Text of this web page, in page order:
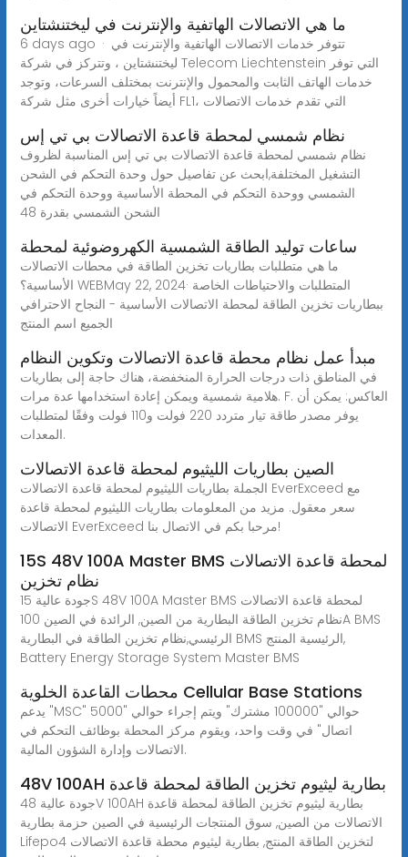
ما هي الاتصالات الهاتفية والإنترنت في ليختنشتاين
6 days ago · تتوفر خدمات الاتصالات الهاتفية والإنترنت في
ليختنشتاين ، وتتركز في شركة Telecom Liechtenstein التي توفر
خدمات الهاتف الثابت والمحمول والإنترنت بمختلف السرعات، وتوجد
أيضاً خيارات أخرى مثل شركة FL1، التي تقدم خدمات الاتصالات
نظام شمسي لمحطة قاعدة الاتصالات بي تي إس
نظام شمسي لمحطة قاعدة الاتصالات بي تي إس المناسبة لظروف
التشغيل المختلفة,ابحث عن تفاصيل حول وحدة التحكم في الشحن
الشمسي ووحدة التحكم في المحطة الأساسية ووحدة التحكم في
الشحن الشمسي بقدرة 48
ساعات توليد الطاقة الشمسية الكهروضوئية لمحطة
ما هي متطلبات بطاريات تخزين الطاقة في محطات الاتصالات
الأساسية؟ WEBMay 22, 2024· المتطلبات والاحتياطات الخاصة
ببطاريات تخزين الطاقة لمحطة الاتصالات الأساسية - النجاح الاحترافي
الجميع اسم المنتج
مبدأ عمل نظام محطة قاعدة الاتصالات وتكوين النظام
في المناطق ذات درجات الحرارة المنخفضة، هناك حاجة إلى بطاريات
هلامية شمسية ويمكن إعادة استخدامها عدة مرات. F. العاكس: يمكن أن
يوفر مصدر طاقة تيار متردد 220 فولت و110 فولت وفقًا لمتطلبات
المعدات.
الصين بطاريات الليثيوم لمحطة قاعدة الاتصالات
الجملة بطاريات الليثيوم لمحطة قاعدة الاتصالات EverExceed مع
سعر معقول. مزيد من المعلومات بطاريات الليثيوم لمحطة قاعدة
الاتصالات EverExceed مرحبا بكم في الاتصال بنا!
15S 48V 100A Master BMS لمحطة قاعدة الاتصالات
نظام تخزين
جودة عالية 15S 48V 100A Master BMS لمحطة قاعدة الاتصالات
نظام تخزين الطاقة البطارية من الصين, الرائدة في الصين 100A BMS
الرئيسي,نظام تخزين الطاقة في البطارية BMS الرئيسية المنتج,
Battery Energy Storage System Master BMS
محطات القاعدة الخلوية Cellular Base Stations
يدعم "MSC" حوالي "100000 مشترك" ويتم إجراء حوالي "5000
اتصال" في وقت واحد، ويقوم مركز المحطة بوظائف التحكم في
الاتصالات وإدارة الشؤون المالية.
48V 100AH بطارية ليثيوم تخزين الطاقة لمحطة قاعدة
جودة عالية 48V 100AH بطارية ليثيوم تخزين الطاقة لمحطة قاعدة
الاتصالات من الصين, سوق المنتجات الرئيسية في الصين حزمة بطارية
Lifepo4 لتخزين الطاقة المنتج, بطارية ليثيوم محطة قاعدة الاتصالات